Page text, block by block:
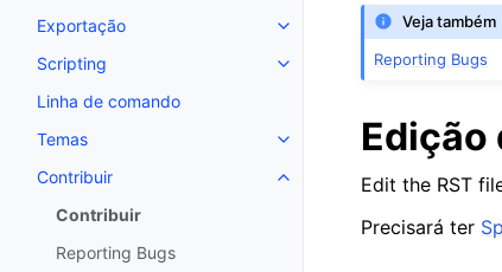
Exportação
Toggle navigation of
Scripting
Toggle navigation of
Linha de comando
Temas
Toggle navigation of Temas
Contribuir
Toggle navigation of
Contribuir
Reporting Bugs
Veja também
Reporting Bugs
Edição
Edit the RST
Precisará ter